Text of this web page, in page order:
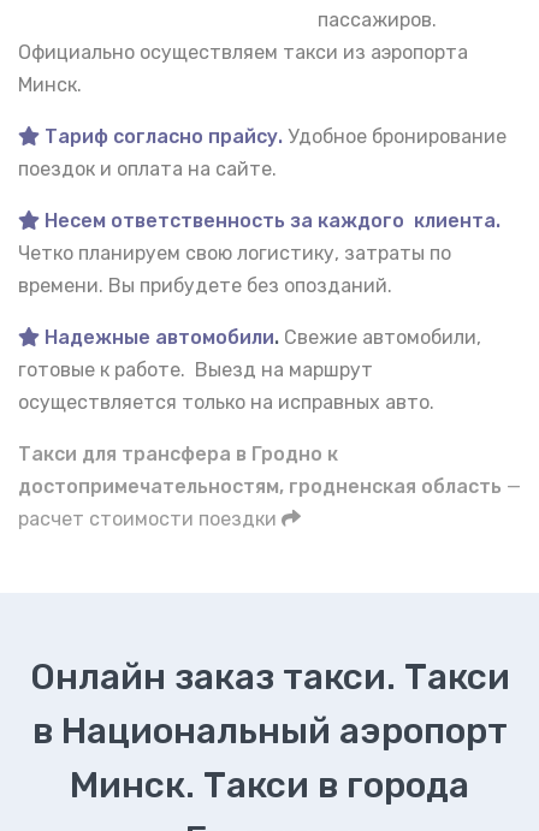
пассажиров.
Официально осуществляем такси из аэропорта
Минск.
Тариф согласно прайсу. Удобное бронирование
поездок и оплата на сайте.
Несем ответственность за каждого клиента.
Четко планируем свою логистику, затраты по
времени. Вы прибудете без опозданий.
Надежные автомобили. Свежие автомобили,
готовые к работе. Выезд на маршрут
осуществляется только на исправных авто.
Такси для трансфера в Гродно к
достопримечательностям, гродненская область —
расчет стоимости поездки
Онлайн заказ такси. Такси
в Национальный аэропорт
Минск. Такси в города